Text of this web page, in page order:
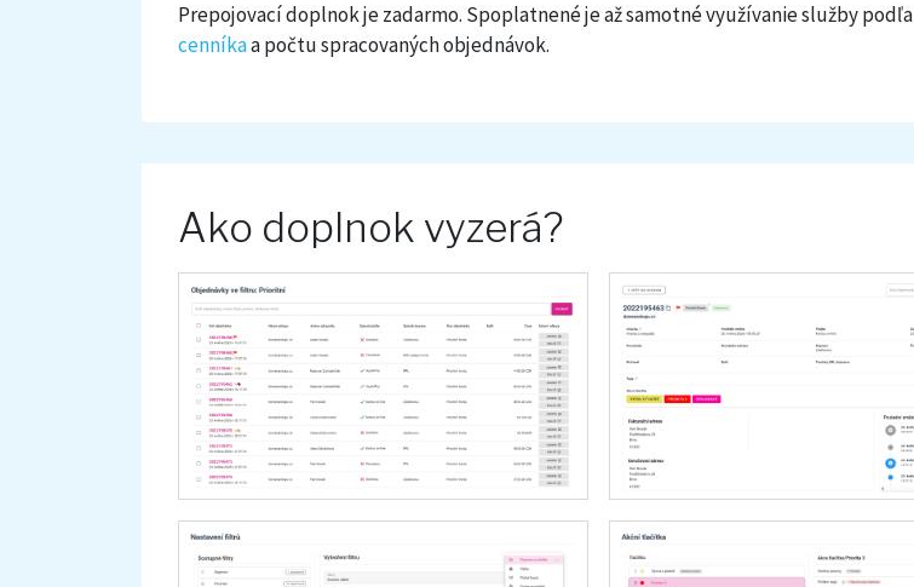
Prepojovací doplnok je zadarmo. Spoplatnené je až samotné využívanie služby podľa
cenníkaa počtu spracovaných objednávok.
Ako doplnok vyzerá?